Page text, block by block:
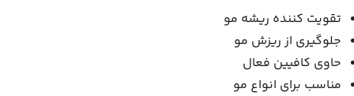
تقویت کننده ریشه مو
جلوگیری از ریزش مو
حاوی کافیین فعال
مناسب برای انواع مو